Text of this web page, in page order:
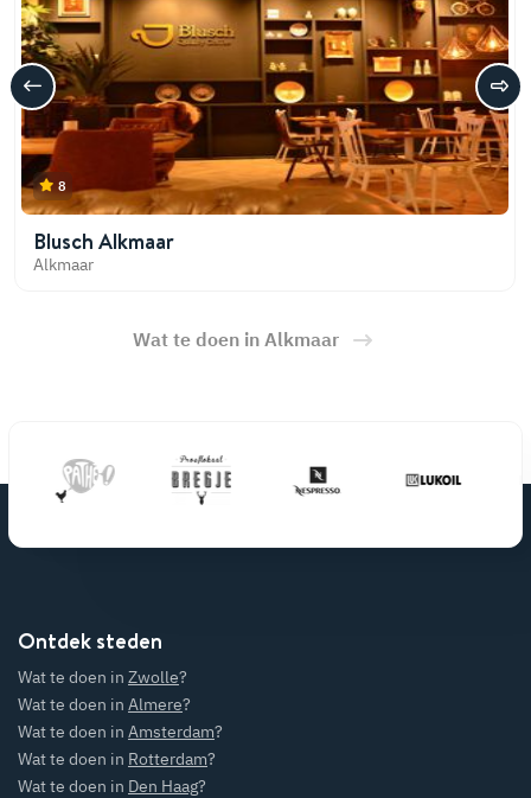
8
Blusch Alkmaar
Alkmaar
Wat te doen in Alkmaar
Ontdek steden
Wat te doen in Zwolle?
Wat te doen in Almere?
Wat te doen in Amsterdam?
Wat te doen in Rotterdam?
Wat te doen in Den Haag?